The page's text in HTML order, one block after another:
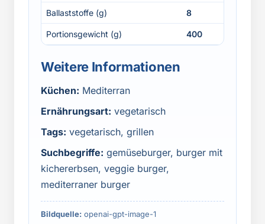
Ballaststoffe (g) 8
Portionsgewicht (g) 400
Weitere Informationen
Küchen: Mediterran
Ernährungsart: vegetarisch
Tags: vegetarisch, grillen
Suchbegriffe: gemüseburger, burger mit
kichererbsen, veggie burger,
mediterraner burger
Bildquelle: openai-gpt-image-1